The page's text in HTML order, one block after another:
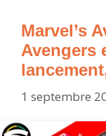
Marvel’s
Avengers
1 septembre